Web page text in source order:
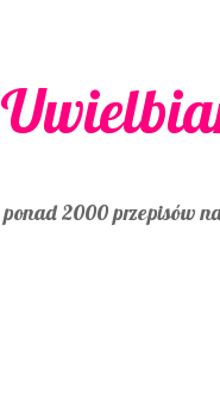
ponad 2000 przepisów